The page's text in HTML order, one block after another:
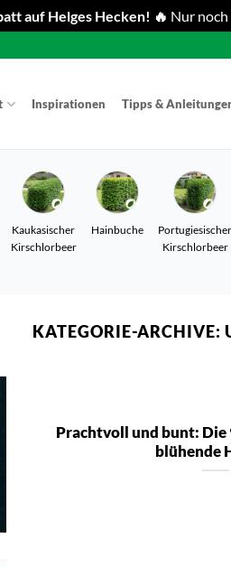
auf Helges Hecken! 🔥 Nur
Inspirationen Tipps &
Kaukasischer
Kirschlorbeer
Hainbuche
Portugiesischer
Kirschlorbeer
KATEGORIE-ARCHIVE:
Prachtvoll und bunt: Die
blühende